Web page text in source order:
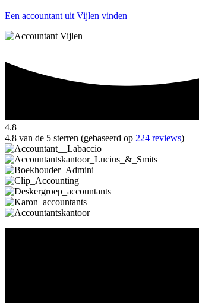
Een accountant uit Vijlen vinden
4.8
4.8 van de 5 sterren (gebaseerd op 224 reviews)